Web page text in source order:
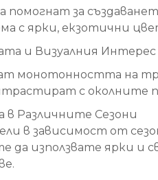
за
с ярки, екзотични
и Визуалния Интерес
монотонността на
с околните
в Различните Сезони
в зависимост от
използвате ярки и